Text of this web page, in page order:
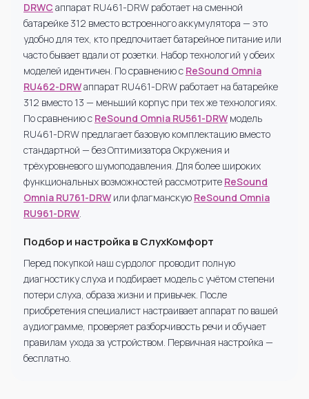
DRWC аппарат RU461-DRW работает на сменной
батарейке 312 вместо встроенного аккумулятора — это
удобно для тех, кто предпочитает батарейное питание или
часто бывает вдали от розетки. Набор технологий у обеих
моделей идентичен. По сравнению с ReSound Omnia
RU462-DRWаппарат RU461-DRW работает на батарейке
312 вместо 13 — меньший корпус при тех же технологиях.
По сравнению с ReSound Omnia RU561-DRWмодель
RU461-DRW предлагает базовую комплектацию вместо
стандартной — без Оптимизатора Окружения и
трёхуровневого шумоподавления. Для более широких
функциональных возможностей рассмотрите ReSound
Omnia RU761-DRWили флагманскую ReSound Omnia
RU961-DRW.
Подбор и настройка в СлухКомфорт
Перед покупкой наш сурдолог проводит полную
диагностику слуха и подбирает модель с учётом степени
потери слуха, образа жизни и привычек. После
приобретения специалист настраивает аппарат по вашей
аудиограмме, проверяет разборчивость речи и обучает
правилам ухода за устройством. Первичная настройка —
бесплатно.